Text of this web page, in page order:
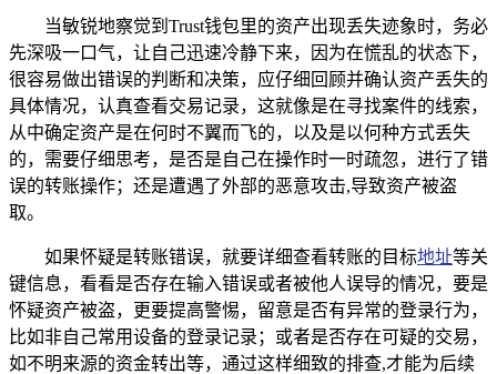
当敏锐地察觉到Trust钱包里的资产出现丢失迹象时，务必
先深吸一口气，让自己迅速冷静下来，因为在慌乱的状态下，
很容易做出错误的判断和决策，应仔细回顾并确认资产丢失的
具体情况，认真查看交易记录，这就像是在寻找案件的线索，
从中确定资产是在何时不翼而飞的，以及是以何种方式丢失
的，需要仔细思考，是否是自己在操作时一时疏忽，进行了错
误的转账操作；还是遭遇了外部的恶意攻击,导致资产被盗
取。
如果怀疑是转账错误，就要详细查看转账的目标地址等关
键信息，看看是否存在输入错误或者被他人误导的情况，要是
怀疑资产被盗，更要提高警惕，留意是否有异常的登录行为，
比如非自己常用设备的登录记录；或者是否存在可疑的交易，
如不明来源的资金转出等，通过这样细致的排查,才能为后续